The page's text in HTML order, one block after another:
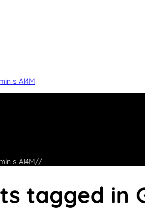
s AI4M
s AI4M//
tagged in